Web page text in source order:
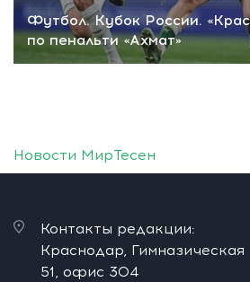
Футбол. Кубок России.
по пенальти «Ахмат»
Новости МирТесен
Контакты редакции:
Краснодар, Гимназическая
51, офис 304